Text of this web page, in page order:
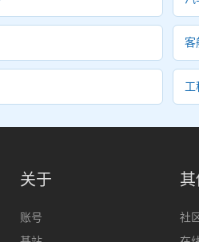
客
工
关于
账号
社